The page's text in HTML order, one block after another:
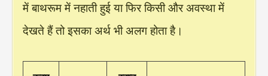
में बाथरूम में नहाती हुई या फिर किसी और अवस्था में
देखते हैं तो इसका अर्थ भी अलग होता है।